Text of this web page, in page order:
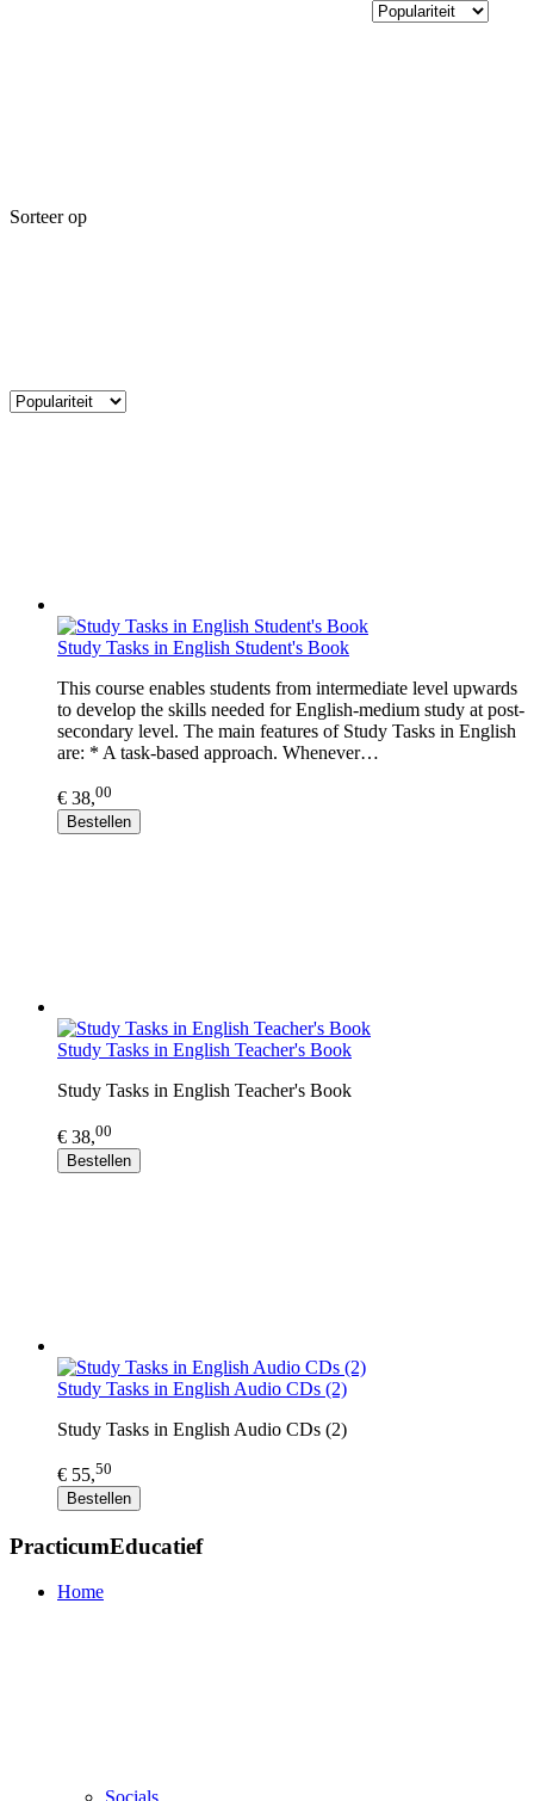
Sorteer op
Study Tasks in English Student's Book
This course enables students from intermediate level upwards
to develop the skills needed for English-medium study at post-
secondary level. The main features of Study Tasks in English
are: * A task-based approach. Whenever…
€ 38,00
Bestellen
Study Tasks in English Teacher's Book
Study Tasks in English Teacher's Book
€ 38,00
Bestellen
Study Tasks in English Audio CDs (2)
Study Tasks in English Audio CDs (2)
€ 55,50
Bestellen
PracticumEducatief
Home